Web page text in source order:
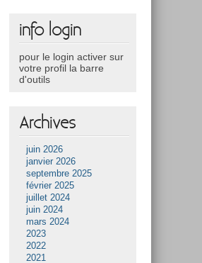
info login
pour le login activer sur
votre profil la barre
d'outils
Archives
juin 2026
janvier 2026
septembre 2025
février 2025
juillet 2024
juin 2024
mars 2024
2023
2022
2021